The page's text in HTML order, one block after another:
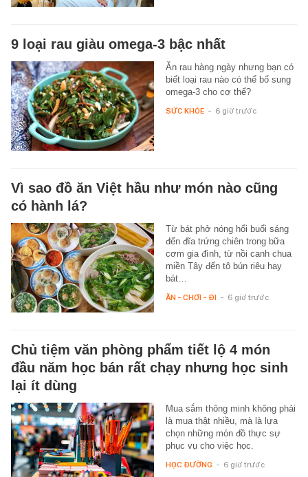
9 loại rau giàu omega-3 bậc nhất
Ăn rau hàng ngày nhưng bạn có
biết loại rau nào có thể bổ sung
omega-3 cho cơ thể?
SỨC KHỎE - 6 giờ trước
Vì sao đồ ăn Việt hầu như món nào cũng
có hành lá?
Từ bát phở nóng hổi buổi sáng
đến đĩa trứng chiên trong bữa
cơm gia đình, từ nồi canh chua
miền Tây đến tô bún riêu hay
bát…
ĂN - CHƠI - ĐI - 6 giờ trước
Chủ tiệm văn phòng phẩm tiết lộ 4 món
đầu năm học bán rất chạy nhưng học sinh
lại ít dùng
Mua sắm thông minh không phải
là mua thật nhiều, mà là lựa
chọn những món đồ thực sự
phục vụ cho việc học.
HỌC ĐƯỜNG - 6 giờ trước